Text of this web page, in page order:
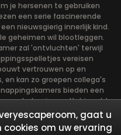
je hersenen te gebruiken
een serie fascinerende
nieuwsgierig innerlijk kind.
geheimen wil blootleggen.
zal 'ontvluchten' terwijl
vereisen
vertrouwen op en
en kan zo groepen collega's
bieden een
aan te beginnen. Het is echt
de teamleden hun
om het
Er zijn in wezen vier rollen
gaat u
om uw ervaring